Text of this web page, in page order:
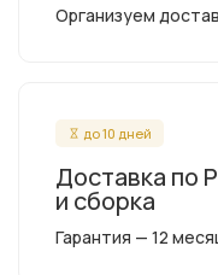
Организуем
до 10 дней
Доставка по
и сборка
Гарантия — 12